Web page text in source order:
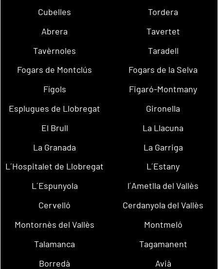
Cubelles
Tordera
Abrera
Tavertet
Tavèrnoles
Taradell
Fogars de Montclús
Fogars de la Selva
Fígols
Figaró-Montmany
Esplugues de Llobregat
Gironella
El Brull
La Llacuna
La Granada
La Garriga
L´Hospitalet de Llobregat
L´Estany
L´Espunyola
l´Ametlla del Vallès
Cervelló
Cerdanyola del Vallès
Montornès del Vallès
Montmeló
Talamanca
Tagamanent
Borredà
Avià